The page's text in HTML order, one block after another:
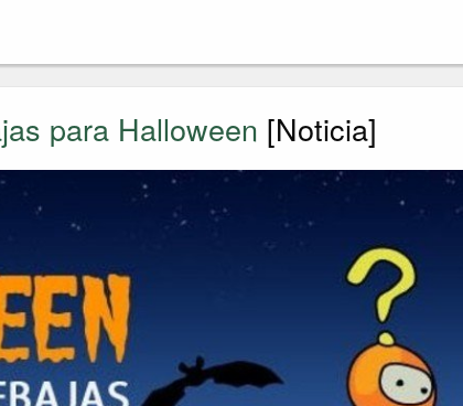
para Halloween [Noticia]